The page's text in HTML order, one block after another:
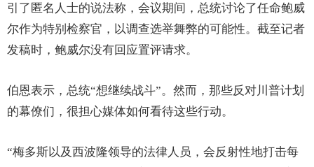
引了匿名人士的说法称，会议期间，总统讨论了任命鲍威
尔作为特别检察官，以调查选举舞弊的可能性。截至记者
发稿时，鲍威尔没有回应置评请求。
伯恩表示，总统“想继续战斗”。然而，那些反对川普计划
的幕僚们，很担心媒体如何看待这些行动。
“梅多斯以及西波隆领导的法律人员，会反射性地打击每